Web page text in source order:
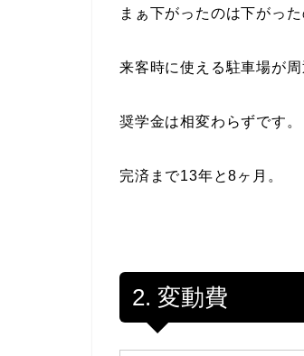
まぁ下がったのは下がっ
来客時に使える駐車場が
奨学金は相変わらずです。
完済まで13年と8ヶ月。
2. 変動費